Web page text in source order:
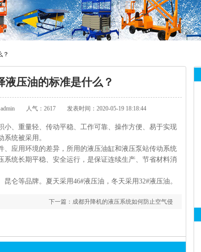
？
液压油的标准是什么？
人气：2617 发表时间：2020-05-19 18:18:44
小、重量轻、传动平稳、工作可靠、操作方便、易于实现
统被采用。
、应用环境的差异，所用的液压油缸和液压泵站传动系统
系统长期平稳、安全运行，是保证连续生产、节省材料消
仑等品牌。夏天采用46#液压油，冬天采用32#液压油。
下一篇： 成都升降机的液压系统如何防止空气侵